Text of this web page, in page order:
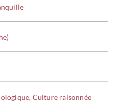
Culture raisonnée